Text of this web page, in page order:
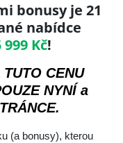
bonusy je 21
nabídce
999 Kč!
CENU
NYNÍ a
(a bonusy), kterou